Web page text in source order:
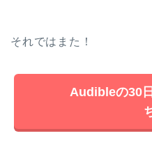
それではまた！
Audibleの30